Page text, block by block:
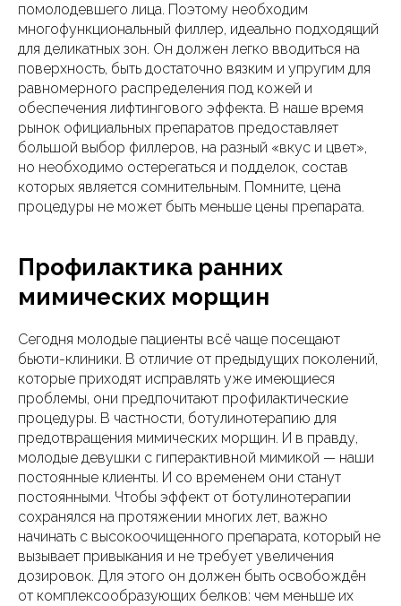
помолодевшего лица. Поэтому необходим
многофункциональный филлер, идеально подходящий
для деликатных зон. Он должен легко вводиться на
поверхность, быть достаточно вязким и упругим для
равномерного распределения под кожей и
обеспечения лифтингового эффекта. В наше время
рынок официальных препаратов предоставляет
большой выбор филлеров, на разный «вкус и цвет»,
но необходимо остерегаться и подделок, состав
которых является сомнительным. Помните, цена
процедуры не может быть меньше цены препарата.
Профилактика ранних
мимических морщин
Сегодня молодые пациенты всё чаще посещают
бьюти-клиники. В отличие от предыдущих поколений,
которые приходят исправлять уже имеющиеся
проблемы, они предпочитают профилактические
процедуры. В частности, ботулинотерапию для
предотвращения мимических морщин. И в правду,
молодые девушки с гиперактивной мимикой — наши
постоянные клиенты. И со временем они станут
постоянными. Чтобы эффект от ботулинотерапии
сохранялся на протяжении многих лет, важно
начинать с высокоочищенного препарата, который не
вызывает привыкания и не требует увеличения
дозировок. Для этого он должен быть освобождён
от комплексообразующих белков: чем меньше их